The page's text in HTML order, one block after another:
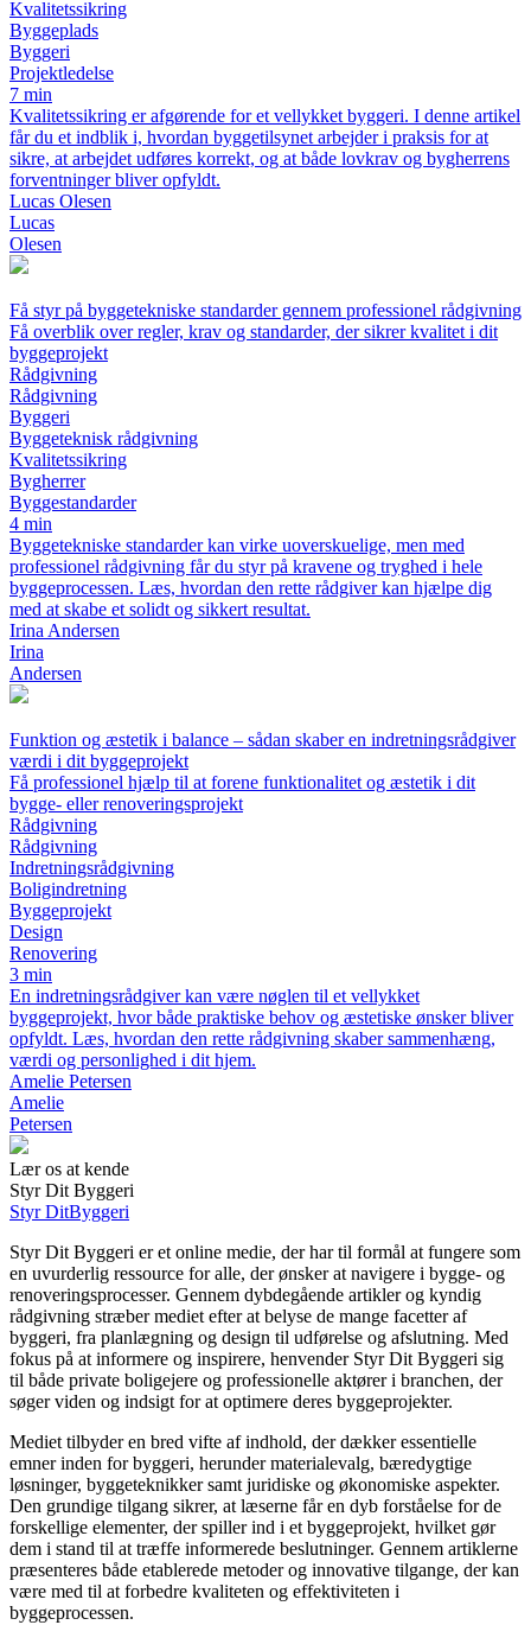
Kvalitetssikring
Byggeplads
Byggeri
Projektledelse
7 min
Kvalitetssikring er afgørende for et vellykket byggeri. I denne artikel
får du et indblik i, hvordan byggetilsynet arbejder i praksis for at
sikre, at arbejdet udføres korrekt, og at både lovkrav og bygherrens
forventninger bliver opfyldt.
Lucas Olesen
Lucas
Olesen
Få styr på byggetekniske standarder gennem professionel rådgivning
Få overblik over regler, krav og standarder, der sikrer kvalitet i dit
byggeprojekt
Rådgivning
Rådgivning
Byggeri
Byggeteknisk rådgivning
Kvalitetssikring
Bygherrer
Byggestandarder
4 min
Byggetekniske standarder kan virke uoverskuelige, men med
professionel rådgivning får du styr på kravene og tryghed i hele
byggeprocessen. Læs, hvordan den rette rådgiver kan hjælpe dig
med at skabe et solidt og sikkert resultat.
Irina Andersen
Irina
Andersen
Funktion og æstetik i balance – sådan skaber en indretningsrådgiver
værdi i dit byggeprojekt
Få professionel hjælp til at forene funktionalitet og æstetik i dit
bygge- eller renoveringsprojekt
Rådgivning
Rådgivning
Indretningsrådgivning
Boligindretning
Byggeprojekt
Design
Renovering
3 min
En indretningsrådgiver kan være nøglen til et vellykket
byggeprojekt, hvor både praktiske behov og æstetiske ønsker bliver
opfyldt. Læs, hvordan den rette rådgivning skaber sammenhæng,
værdi og personlighed i dit hjem.
Amelie Petersen
Amelie
Petersen
Lær os at kende
Styr Dit Byggeri
Styr DitByggeri
Styr Dit Byggeri er et online medie, der har til formål at fungere som
en uvurderlig ressource for alle, der ønsker at navigere i bygge- og
renoveringsprocesser. Gennem dybdegående artikler og kyndig
rådgivning stræber mediet efter at belyse de mange facetter af
byggeri, fra planlægning og design til udførelse og afslutning. Med
fokus på at informere og inspirere, henvender Styr Dit Byggeri sig
til både private boligejere og professionelle aktører i branchen, der
søger viden og indsigt for at optimere deres byggeprojekter.
Mediet tilbyder en bred vifte af indhold, der dækker essentielle
emner inden for byggeri, herunder materialevalg, bæredygtige
løsninger, byggeteknikker samt juridiske og økonomiske aspekter.
Den grundige tilgang sikrer, at læserne får en dyb forståelse for de
forskellige elementer, der spiller ind i et byggeprojekt, hvilket gør
dem i stand til at træffe informerede beslutninger. Gennem artiklerne
præsenteres både etablerede metoder og innovative tilgange, der kan
være med til at forbedre kvaliteten og effektiviteten i
byggeprocessen.